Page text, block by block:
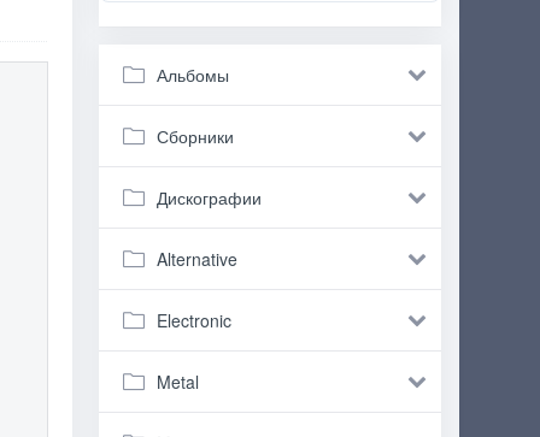
Альбомы
Сборники
Дискографии
Alternative
Electronic
Metal